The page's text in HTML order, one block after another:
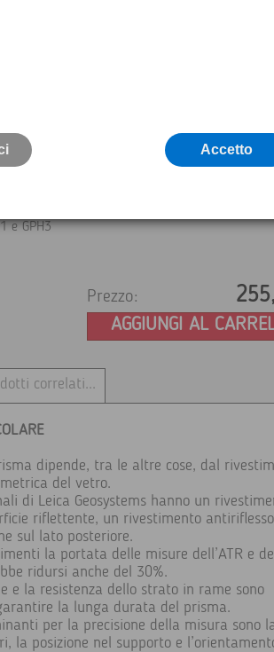
circolare
con rivestimento antiriflesso
e GPH3
Prezzo:
AGGIUNGI AL
correlati...
dipende, tra le altre cose, dal
del vetro.
di Leica Geosystems hanno un
riflettente, un rivestimento
sul lato posteriore.
la portata delle misure dell’ATR e
ridursi anche del 30%.
e la resistenza dello strato in rame sono
la lunga durata del prisma.
per la precisione della misura sono
la posizione nel supporto e
Accetto